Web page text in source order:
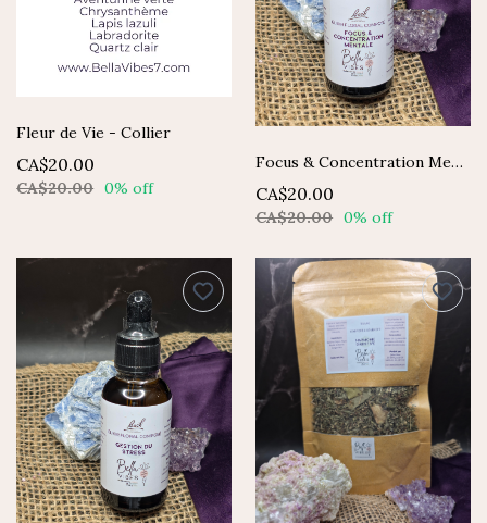
Fleur de Vie - Collier
CA$20.00
CA$20.00 0% off
Focus & Concentration Mentale - Élixir composé Fleurs de Bach
CA$20.00
CA$20.00 0% off